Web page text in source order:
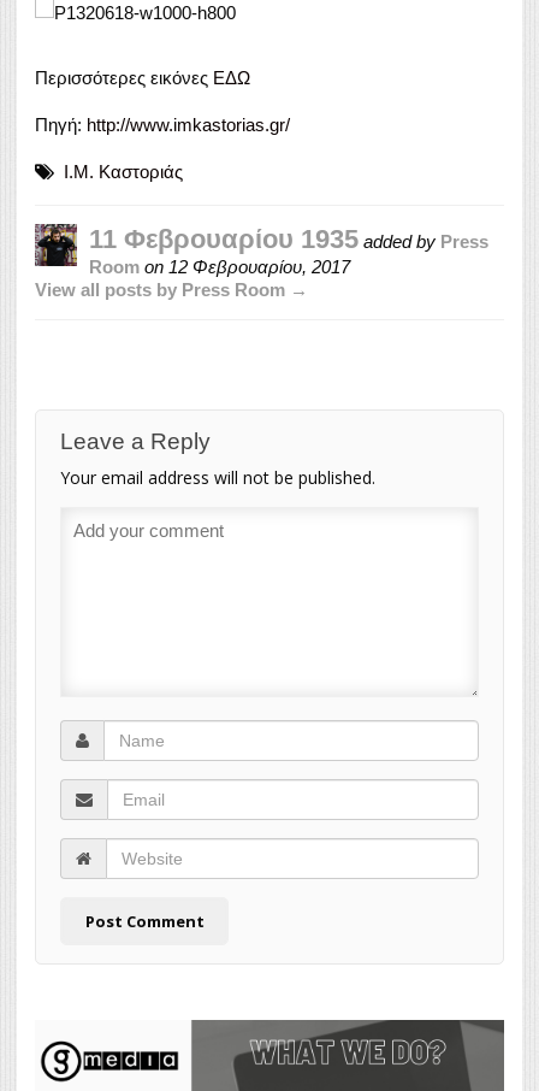
Περισσότερες εικόνες ΕΔΩ
Πηγή: http://www.imkastorias.gr/
Ι.Μ. Καστοριάς
11 Φεβρουαρίου 1935 added by Press
Room on 12 Φεβρουαρίου, 2017
View all posts by Press Room →
Leave a Reply
Your email address will not be published.